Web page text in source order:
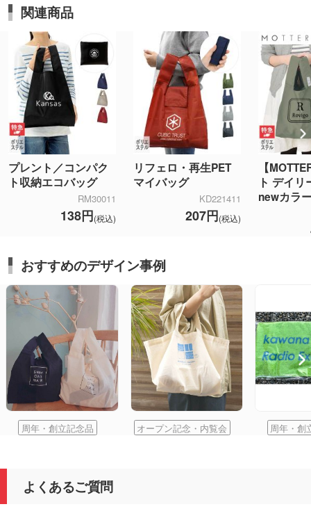
関連商品
プレント／コンパク
ト収納エコバッグ
RM30011
138円(税込)
リフェロ・再生PET
マイバッグ
KD221411
207円(税込)
【
ト デイリ
newカラ
おすすめのデザイン事例
周年・創立記念品 オープン記念・内覧会 周年・創
よくあるご質問